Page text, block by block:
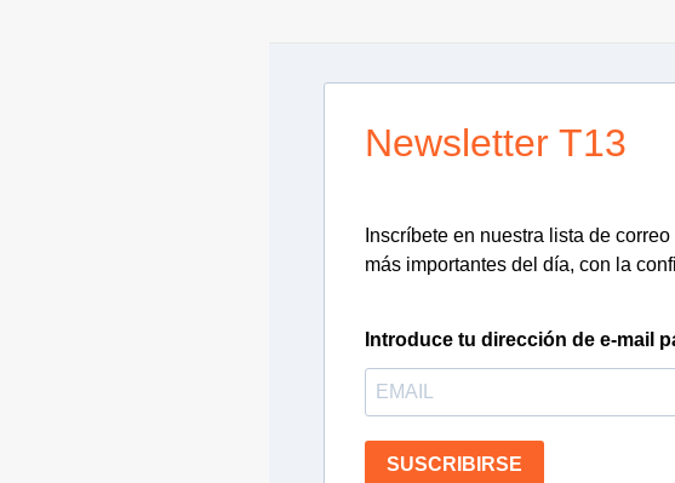
Newsletter T13
Inscríbete en nuestra lista de
más importantes del día, con la
Introduce tu dirección de e-mail
SUSCRIBIRSE